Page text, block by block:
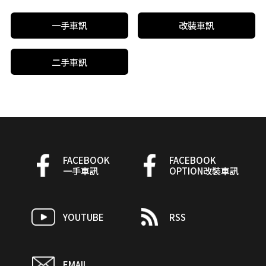
一手車訊 改裝車訊
二手車訊
FACEBOOK
一手車訊
FACEBOOK
OPTION改裝車訊
YOUTUBE RSS